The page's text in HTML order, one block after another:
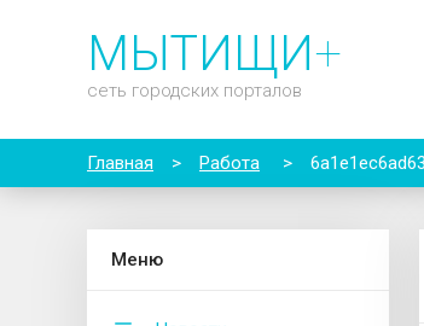
МЫТИЩИ+
сеть городских порталов
Главная > Работа >
Меню